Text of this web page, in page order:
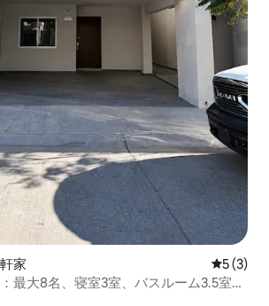
家 レビュー
5 (3)
最大8名、寝室3室、バスルーム3.5室、